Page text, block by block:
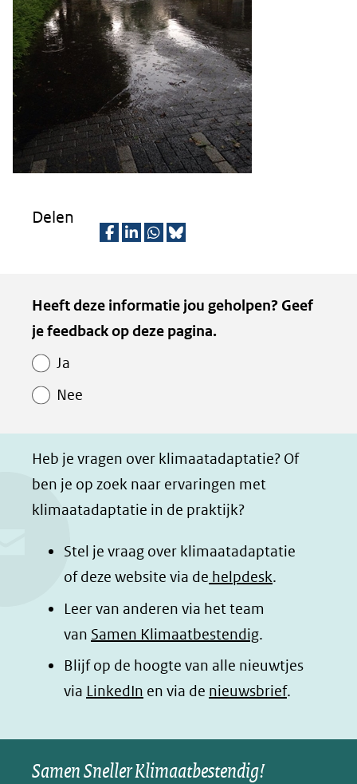
website)
Delen
l
e
a
b
o
o
(opent
in
nieuw
venster)
naar
een
l
e
i
d
I
(opent
in
nieuw
venster)
naar
een
l
e
h
t
a
p
(opent
in
nieuw
venster)
naar
een
z
e
n
d
l
e
o
p
B
l
e
s
Kopie
van
Paginawaardering
Heeft deze informatie jou geholpen? Geef
je feedback op deze pagina.
Ja
Nee
Heb je vragen over klimaatadaptatie? Of
ben je op zoek naar ervaringen met
klimaatadaptatie in de praktijk?
Stel je vraag over klimaatadaptatie
of deze website via de helpdesk.
Leer van anderen via het team
van Samen Klimaatbestendig.
Blijf op de hoogte van alle nieuwtjes
via LinkedIn (opent
nieuw
venster)
en via de nieuwsbrief.
Samen Sneller Klimaatbestendig!